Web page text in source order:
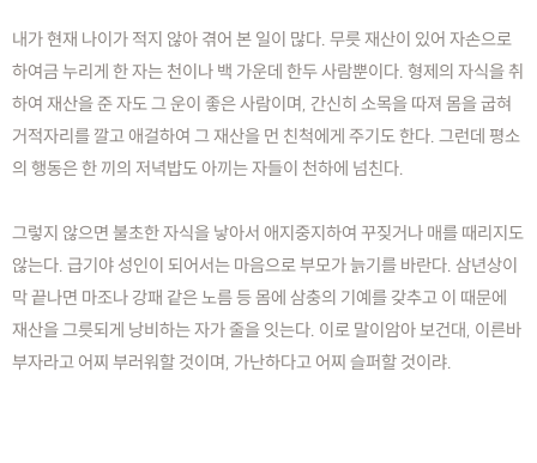
내가 현재 나이가 적지 않아 겪어 본 일이 많다. 무릇 재산이 있어 자손으로
하여금 누리게 한 자는 천이나 백 가운데 한두 사람뿐이다. 형제의 자식을 취
하여 재산을 준 자도 그 운이 좋은 사람이며, 간신히 소목을 따져 몸을 굽혀
거적자리를 깔고 애걸하여 그 재산을 먼 친척에게 주기도 한다. 그런데 평소
의 행동은 한 끼의 저녁밥도 아끼는 자들이 천하에 넘친다.
그렇지 않으면 불초한 자식을 낳아서 애지중지하여 꾸짖거나 매를 때리지도
않는다. 급기야 성인이 되어서는 마음으로 부모가 늙기를 바란다. 삼년상이
막 끝나면 마조나 강패 같은 노름 등 몸에 삼충의 기예를 갖추고 이 때문에
재산을 그릇되게 낭비하는 자가 줄을 잇는다. 이로 말이암아 보건대, 이른바
부자라고 어찌 부러워할 것이며, 가난하다고 어찌 슬퍼할 것이랴.